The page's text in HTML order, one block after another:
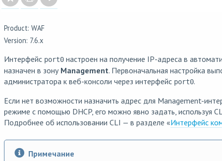
Product: WAF
Version: 7.6.x
Интерфейс port0 настроен на получение IP-адреса в
назначен в зону Management. Первоначальная настройка
администратора к веб-консоли через интерфейс port0.
Если нет возможности назначить адрес для Management-
режиме с помощью DHCP, его можно явно задать, используя
Подробнее об использовании CLI — в разделе «Интерфейс
Примечание